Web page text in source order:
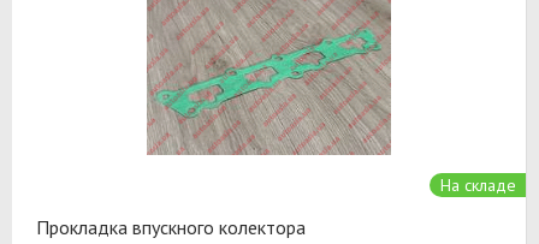
На складе
Прокладка впускного колектора